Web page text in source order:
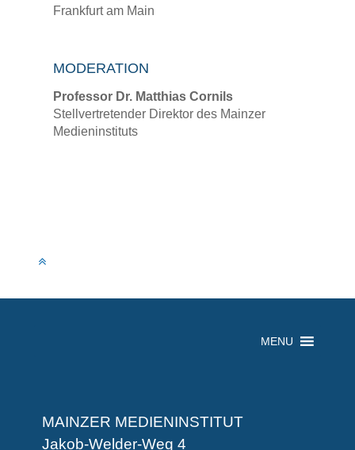
Frankfurt am Main
MODERATION
Professor Dr. Matthias Cornils
Stellvertretender Direktor des Mainzer
Medieninstituts
MENU
MAINZER MEDIENINSTITUT
Jakob-Welder-Weg 4